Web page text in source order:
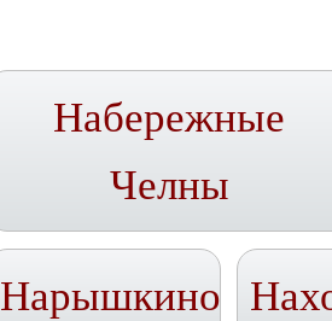
Набережные
Челны
Нарышкино